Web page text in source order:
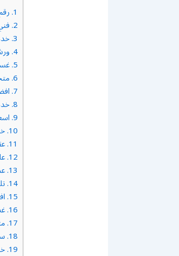
1.
2.
3.
4.
5.
6.
7.
8.
9.
10.
11.
12.
13.
14.
15.
16.
17.
18.
19.